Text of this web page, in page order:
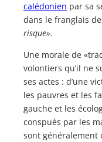
calédonien par sa
dans le franglais
risque».
Une morale de
volontiers qu’il ne
ses actes : d’une
les pauvres et les
gauche et les
conspués par les
sont généralement